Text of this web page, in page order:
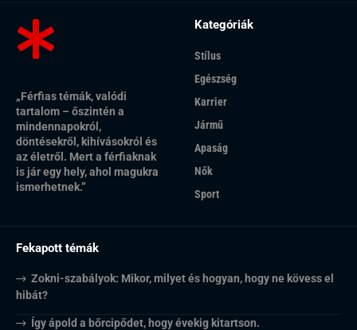
„Férfias témák, valódi
tartalom – őszintén a
mindennapokról,
döntésekről, kihívásokról és
az életről. Mert a férfiaknak
is jár egy hely, ahol magukra
ismerhetnek.”
Kategóriák
Stílus
Egészség
Karrier
Jármű
Apaság
Nők
Sport
Fekapott témák
Zokni-szabályok: Mikor, milyet és hogyan, hogy ne kövess el
hibát?
Így ápold a bőrcipődet, hogy évekig kitartson.